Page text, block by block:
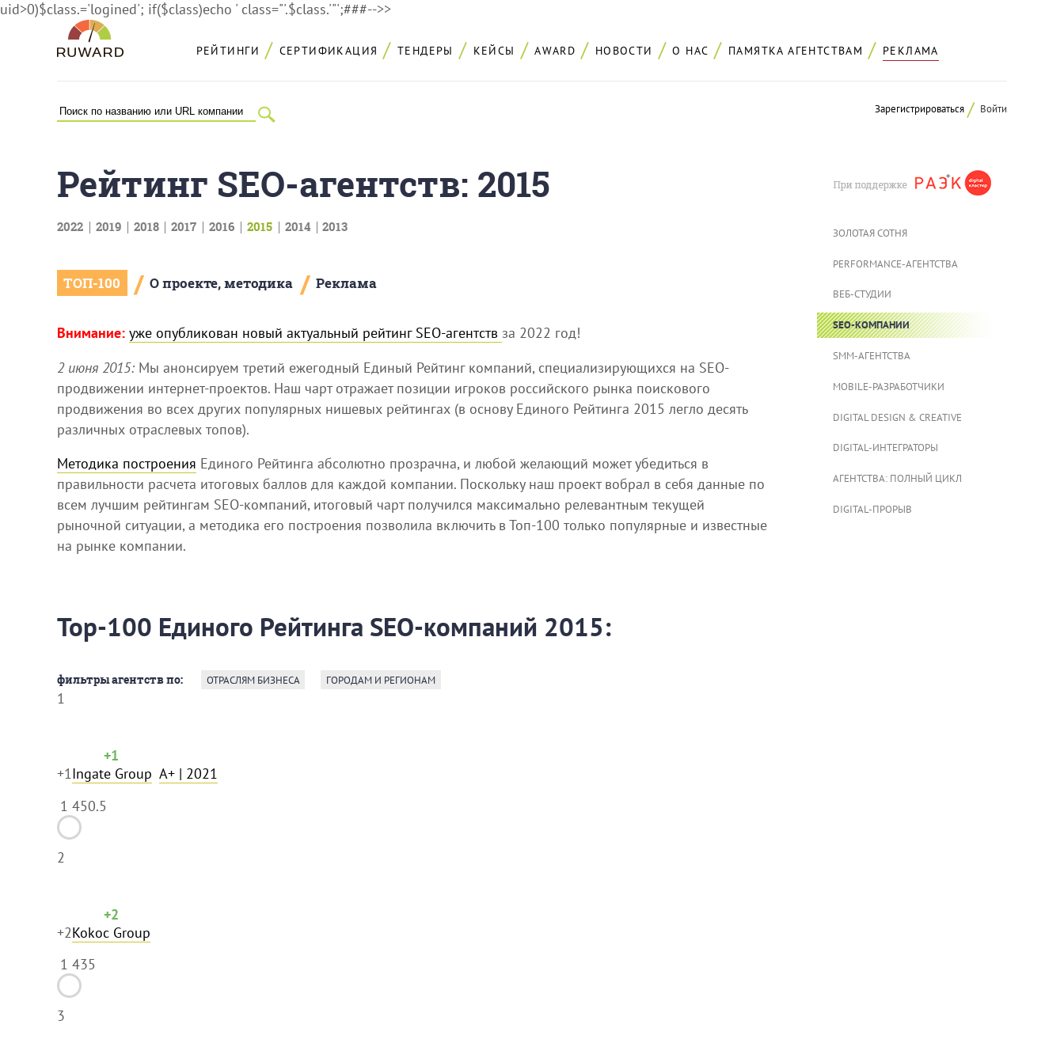
uid>0)$class.='logined'; if($class)echo ' class="'.$class.'"';###-->>
РЕЙТИНГИ СЕРТИФИКАЦИЯ ТЕНДЕРЫ КЕЙСЫ AWARD НОВОСТИ О НАС ПАМЯТКА АГЕНТСТВАМ РЕКЛАМА
Зарегистрироваться Войти
Рейтинг SEO-агентств: 2015
2022 2019 2018 2017 2016 2015 2014 2013 ЗОЛОТАЯ CОТНЯ
PERFORMANCE-АГЕНТСТВА
ВЕБ-СТУДИИ
SEO-КОМПАНИИ
SMM-АГЕНТСТВА
MOBILE-РАЗРАБОТЧИКИ
DIGITAL DESIGN & CREATIVE
DIGITAL-ИНТЕГРАТОРЫ
АГЕНТСТВА: ПОЛНЫЙ ЦИКЛ
DIGITAL-ПРОРЫВ
ТОП-100 / О проекте, методика / Реклама
Внимание: уже опубликован новый актуальный рейтинг SEO-агентств за 2022 год!
2 июня 2015: Мы анонсируем третий ежегодный Единый Рейтинг компаний, специализирующихся на SEO-
продвижении интернет-проектов. Наш чарт отражает позиции игроков российского рынка поискового
продвижения во всех других популярных нишевых рейтингах (в основу Единого Рейтинга 2015 легло десять
различных отраслевых топов).
Методика построения Единого Рейтинга абсолютно прозрачна, и любой желающий может убедиться в
правильности расчета итоговых баллов для каждой компании. Поскольку наш проект вобрал в себя данные по
всем лучшим рейтингам SEO-компаний, итоговый чарт получился максимально релевантным текущей
рыночной ситуации, а методика его построения позволила включить в Топ-100 только популярные и известные
на рынке компании.
Top-100 Единого Рейтинга SEO-компаний 2015:
фильтры агентств по: ОТРАСЛЯМ БИЗНЕСА ГОРОДАМ И РЕГИОНАМ
1
+1
+1Ingate Group A+ | 2021
1 450.5
2
+2
+2Kokoc Group
1 435
3